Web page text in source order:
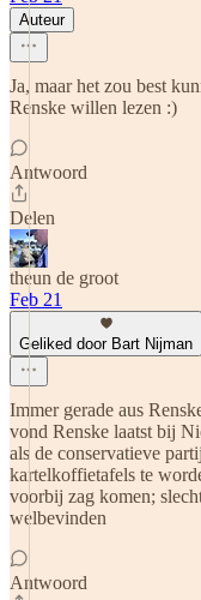
Auteur
Ja, maar het zou best
Renske willen lezen :)
Antwoord
Delen
theun de groot
Feb 21
Geliked door Bart Nijman
Immer gerade aus
vond Renske laatst bij
als de conservatieve
kartelkoffietafels te
voorbij zag komen;
welbevinden
Antwoord